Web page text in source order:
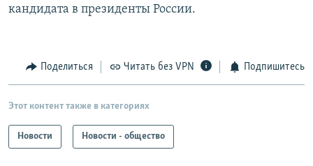
кандидата в президенты России.
Поделиться Читать без VPN Подпишитесь
Этот контент также в категориях
Новости Новости - общество